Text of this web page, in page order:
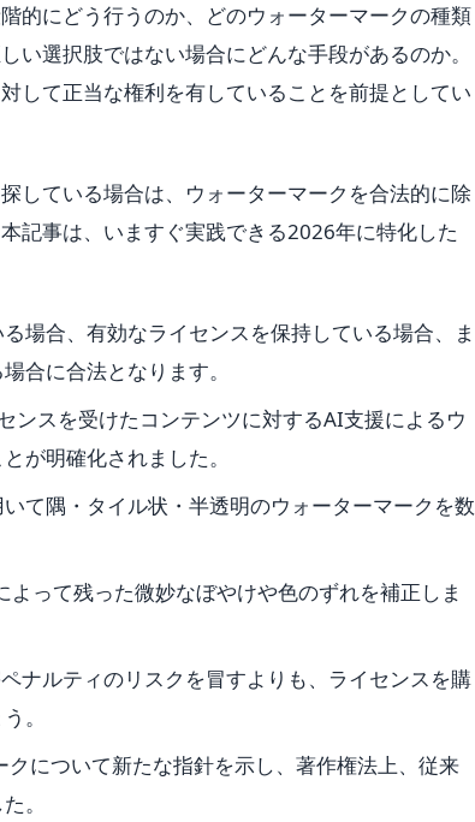
的にどう行うのか、どのウォーターマークの種類
い選択肢ではない場合にどんな手段があるのか。
して正当な権利を有していることを前提としてい
している場合は、ウォーターマークを合法的に除
記事は、いますぐ実践できる2026年に特化した
場合、有効なライセンスを保持している場合、ま
合に合法となります。
スを受けたコンテンツに対するAI支援によるウ
が明確化されました。
て隅・タイル状・半透明のウォーターマークを数
って残った微妙なぼやけや色のずれを補正しま
ナルティのリスクを冒すよりも、ライセンスを購
。
について新たな指針を示し、著作権法上、従来
。